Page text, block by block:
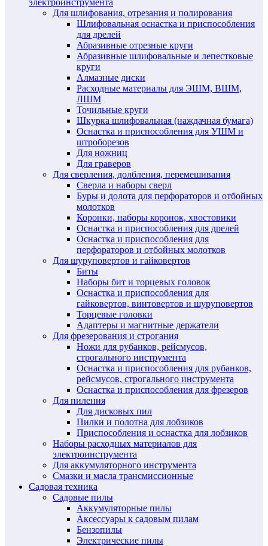
электроинструмента
Для шлифования, отрезания и полирования
Шлифовальная оснастка и приспособления
для дрелей
Абразивные отрезные круги
Абразивные шлифовальные и лепестковые
круги
Алмазные диски
Расходные материалы для ЭШМ, ВШМ,
ЛШМ
Точильные круги
Шкурка шлифовальная (наждачная бумага)
Оснастка и приспособления для УШМ и
штроборезов
Для ножниц
Для граверов
Для сверления, долбления, перемешивания
Сверла и наборы сверл
Буры и долота для перфораторов и отбойных
молотков
Коронки, наборы коронок, хвостовики
Оснастка и приспособления для дрелей
Оснастка и приспособления для
перфораторов и отбойных молотков
Для шуруповертов и гайковертов
Биты
Наборы бит и торцевых головок
Оснастка и приспособления для
гайковертов, винтовертов и шуруповертов
Торцевые головки
Адаптеры и магнитные держатели
Для фрезерования и строгания
Ножи для рубанков, рейсмусов,
строгального инструмента
Оснастка и приспособления для рубанков,
рейсмусов, строгального инструмента
Оснастка и приспособления для фрезеров
Для пиления
Для дисковых пил
Пилки и полотна для лобзиков
Приспособления и оснастка для лобзиков
Наборы расходных материалов для
электроинструмента
Для аккумуляторного инструмента
Смазки и масла трансмиссионные
Садовая техника
Садовые пилы
Аккумуляторные пилы
Аксессуары к садовым пилам
Бензопилы
Электрические пилы